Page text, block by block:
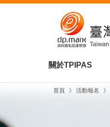
關於TPIPAS
首頁 》 活動報名 》